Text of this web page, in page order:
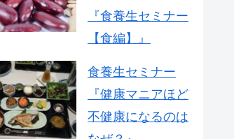
『食養生セミナー
【食編】』
食養生セミナー
『健康マニアほど
不健康になるのは